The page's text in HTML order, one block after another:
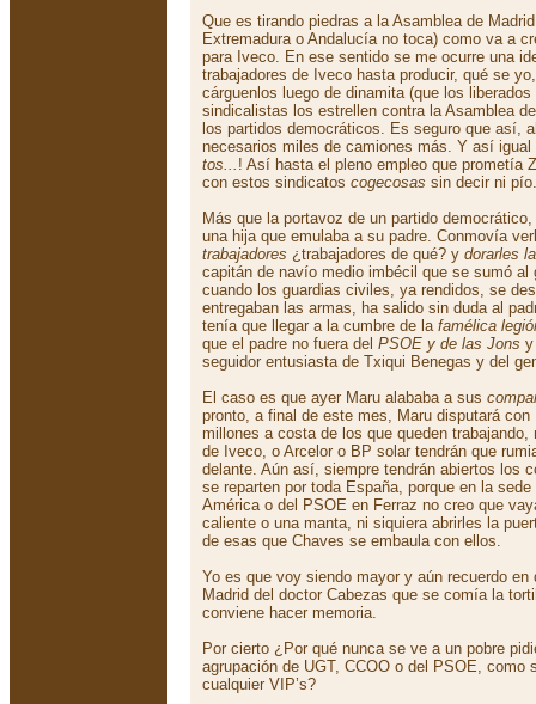
Que es tirando piedras a la Asamblea de
Extremadura o Andalucía no toca) como va a
para Iveco. En ese sentido se me ocurre una
trabajadores de Iveco hasta producir, qué se
cárguenlos luego de dinamita (que los
sindicalistas los estrellen contra la Asamblea
los partidos democráticos. Es seguro que así,
necesarios miles de camiones más. Y así
tos... ! Así hasta el pleno empleo que prometía
con estos sindicatos cogecosas sin decir ni pío.
Más que la portavoz de un partido
una hija que emulaba a su padre. Conmovía
trabajadores ¿trabajadores de qué? y dorarles
capitán de navío medio imbécil que se sumó al
cuando los guardias civiles, ya rendidos, se
entregaban las armas, ha salido sin duda al
tenía que llegar a la cumbre de la famélica
que el padre no fuera del PSOE y de las Jons y
seguidor entusiasta de Txiqui Benegas y del
El caso es que ayer Maru alababa a sus
pronto, a final de este mes, Maru disputará
millones a costa de los que queden
de Iveco, o Arcelor o BP solar tendrán que
delante. Aún así, siempre tendrán abiertos los
se reparten por toda España, porque en la
América o del PSOE en Ferraz no creo que
caliente o una manta, ni siquiera abrirles la
de esas que Chaves se embaula con ellos.
Yo es que voy siendo mayor y aún recuerdo en
Madrid del doctor Cabezas que se comía la
conviene hacer memoria.
Por cierto ¿Por qué nunca se ve a un pobre
agrupación de UGT, CCOO o del PSOE, como
cualquier VIP’s?